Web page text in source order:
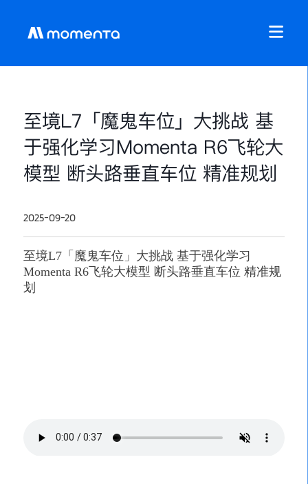
至境L7「魔鬼车位」大挑战 基
于强化学习Momenta R6飞轮大
模型 断头路垂直车位 精准规划
2025-09-20
至境L7「魔鬼车位」大挑战 基于强化学习
Momenta R6飞轮大模型 断头路垂直车位 精准规
划